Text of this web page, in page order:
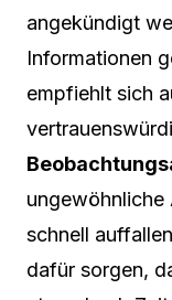
angekündigt
Informationen
empfiehlt sich
ungewöhnliche
schnell
dafür sorgen,